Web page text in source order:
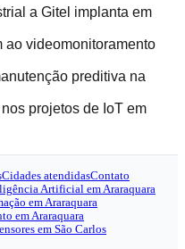
a Gitel implanta em
ao videomonitoramento
preditiva na
projetos de IoT em
Cidades atendidasContato
Artificial em Araraquara
em Araraquara
em Araraquara
em São Carlos